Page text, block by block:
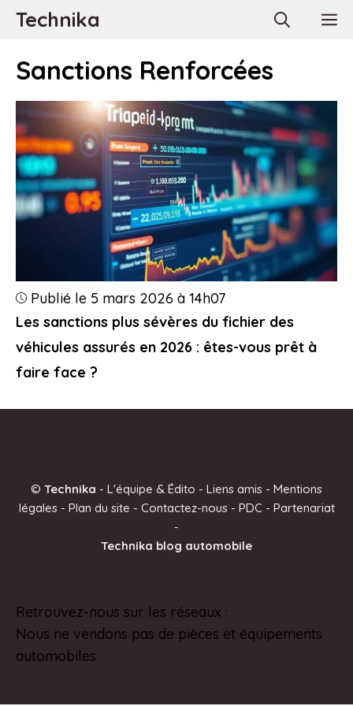
AllerTechnika
Sanctions Renforcées
Les sanctions plus sévères du fichier des
véhicules assurés en 2026 : êtes-vous prêt à
faire face ?
Publié le 5 mars 2026 à 14h07
© Technika - L'équipe & Édito - Liens amis - Mentions
légales- Plan du site - Contactez-nous- PDC - Partenariat
-
Technika blog automobile
Retrouvez-nous sur les réseaux :
Nous ne vendons pas de pièces et équipements
automobiles